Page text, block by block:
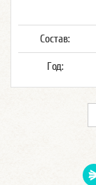
Состав:
Год: